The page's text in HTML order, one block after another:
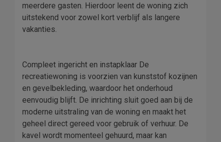
meerdere gasten. Hierdoor leent de woning zich
uitstekend voor zowel kort verblijf als langere
vakanties.
Compleet ingericht en instapklaar De
recreatiewoning is voorzien van kunststof kozijnen
en gevelbekleding, waardoor het onderhoud
eenvoudig blijft. De inrichting sluit goed aan bij de
moderne uitstraling van de woning en maakt het
geheel direct gereed voor gebruik of verhuur. De
kavel wordt momenteel gehuurd, maar kan